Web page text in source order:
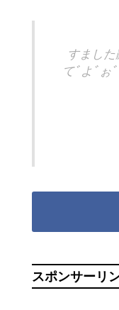
すまし
てﾞよﾞぉ
スポンサーリ